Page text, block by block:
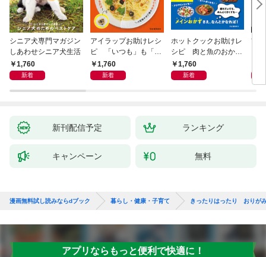
シニア犬専門マガジン
しあわせシニア犬生活
1,760
新着
アイラップお助けレシ
ピ 「いつも」も「も
しも」もおいしい！
1,760
新着
ホットクックお助けレ
シピ 肉と魚のおか
ず 少ない材料＆調味
料で、あとはスイッチ
1,760
新着
首
リ
昇
新刊配信予定 ランキング
キャンペーン 無料
漫画無料試し読みならdブック 暮らし・健康・子育て きったりはったり おりが
アプリならもっと便利で快適に！